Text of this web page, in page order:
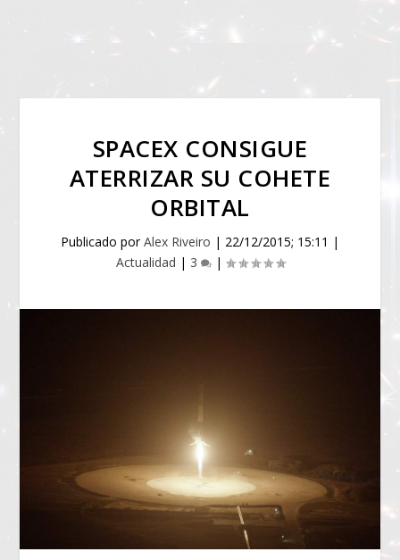
SPACEX CONSIGUE
ATERRIZAR SU COHETE
ORBITAL
Publicado porAlex Riveiro | 22/12/2015; 15:11 |
Actualidad | 3 |